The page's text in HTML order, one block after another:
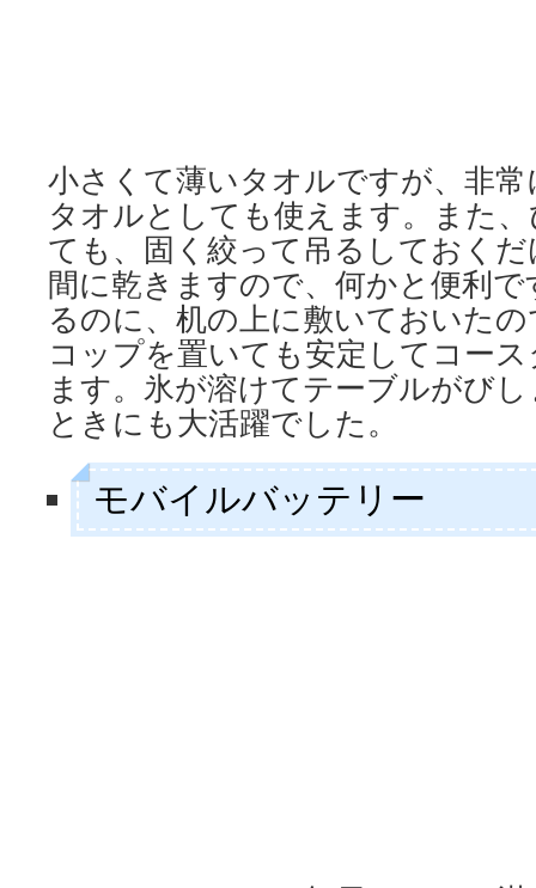
小さくて薄いタオルですが、非
タオルとしても使えます。また
ても、固く絞って吊るしておく
間に乾きますので、何かと便利
るのに、机の上に敷いておいた
コップを置いても安定してコー
ます。氷が溶けてテーブルがび
ときにも大活躍でした。
モバイルバッテリー